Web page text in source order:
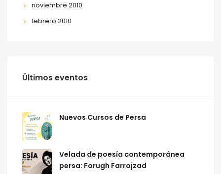
noviembre 2010
febrero 2010
Últimos eventos
Nuevos Cursos de Persa
Velada de poesía contemporánea
persa: Forugh Farrojzad